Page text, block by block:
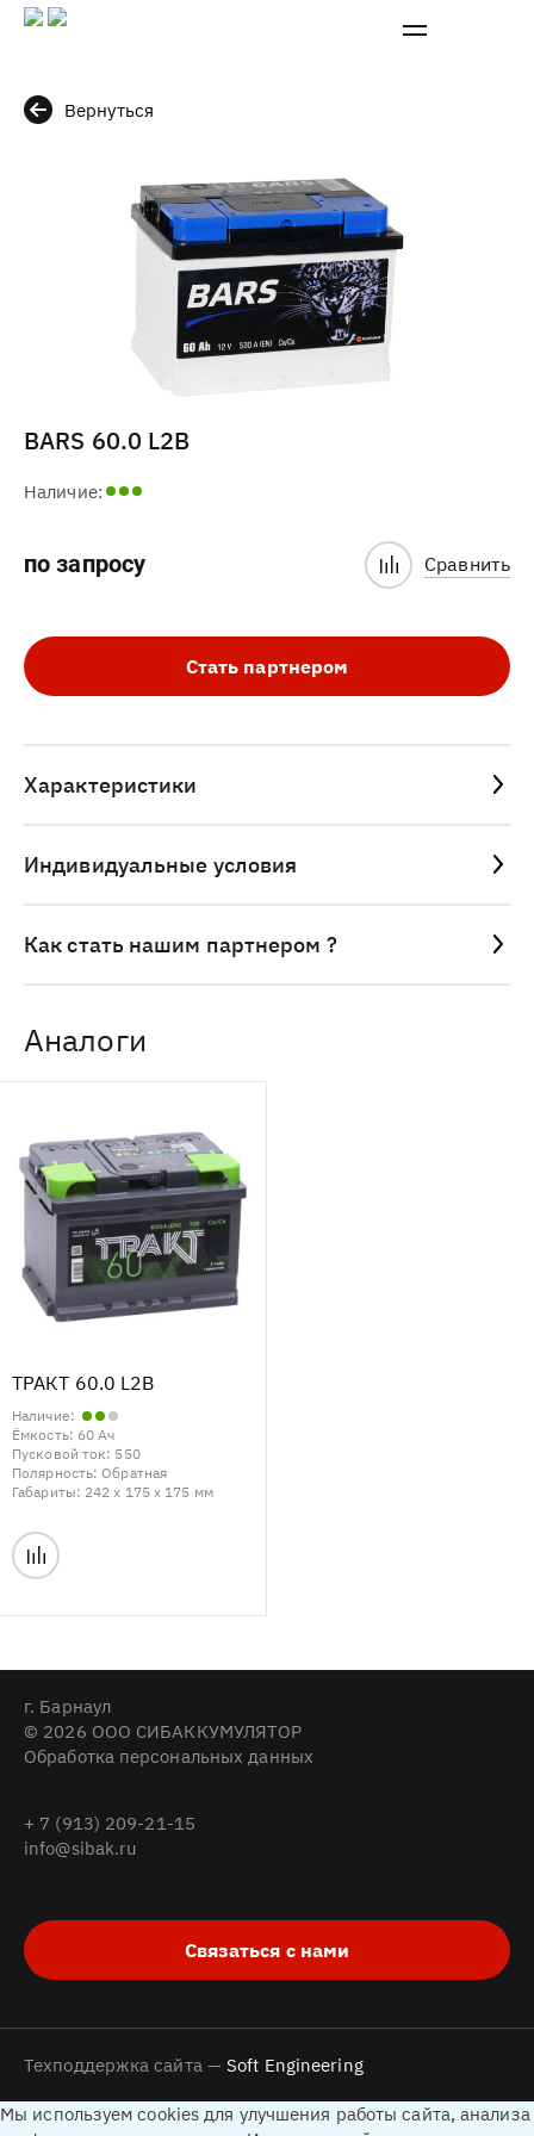
Вернуться
BARS 60.0 L2B
Наличие:
по запросу Сравнить
Стать партнером
Характеристики
Индивидуальные условия
Как стать нашим партнером ?
Аналоги
ТРАКТ 60.0 L2B
Наличие:
Ёмкость: 60 Ач
Пусковой ток: 550
Полярность:Обратная
Габариты: 242 x 175 x 175 мм
г. Барнаул
© 2026 ООО СИБАККУМУЛЯТОР
Обработка персональных данных
+ 7 (913) 209-21-15
info@sibak.ru
Связаться с нами
Техподдержка сайта —Soft Engineering
Мы используем cookies для улучшения работы сайта, анализа